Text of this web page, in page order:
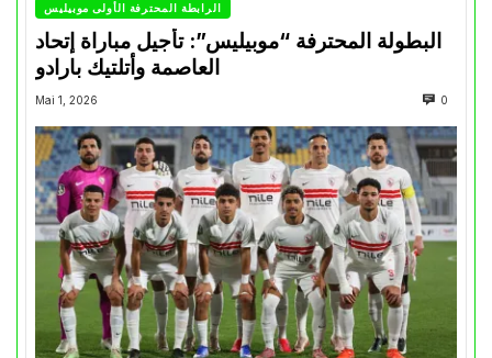
الرابطة المحترفة الأولى موبيليس
البطولة المحترفة “موبيليس”: تأجيل مباراة إتحاد
العاصمة وأتلتيك بارادو
Mai 1, 2026 0